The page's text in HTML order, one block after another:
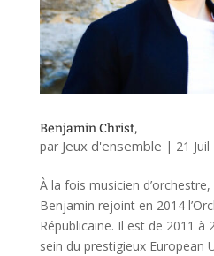
Benjamin Christ,
par Jeux d'ensemble | 21
À la fois musicien
Benjamin rejoint en 2014
Républicaine. Il est de 2011 à
sein du prestigieux European